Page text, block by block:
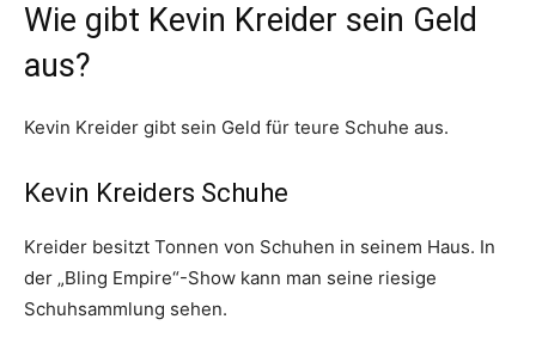
Wie gibt Kevin Kreider sein Geld
aus?
Kevin Kreider gibt sein Geld für teure Schuhe aus.
Kevin Kreiders Schuhe
Kreider besitzt Tonnen von Schuhen in seinem Haus. In
der „Bling Empire“-Show kann man seine riesige
Schuhsammlung sehen.